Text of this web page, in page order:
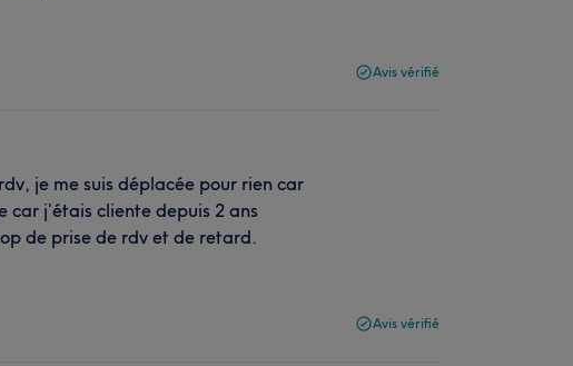
Avis vérifié
je me suis déplacée pour rien car
car j’étais cliente depuis 2 ans
de prise de rdv et de retard.
Avis vérifié